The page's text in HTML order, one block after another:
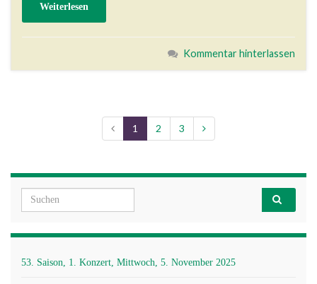
Weiterlesen
Kommentar hinterlassen
1 2 3
Search for:
53. Saison, 1. Konzert, Mittwoch, 5. November 2025